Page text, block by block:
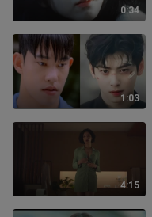
0:34
1:03
4:15